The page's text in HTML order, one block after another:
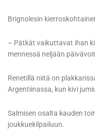
Brignolesin
– Pätkät vaikuttavat ihan
mennessä neljään
Renetillä niitä on
Argentiinassa, kun kivi
Salmisen osalta kauden
joukkuekilpailuun.